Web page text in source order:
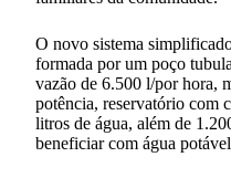
O novo sistema
formada por um poço
vazão de 6.500 l/por hora,
potência, reservatório com
litros de água, além de
beneficiar com água